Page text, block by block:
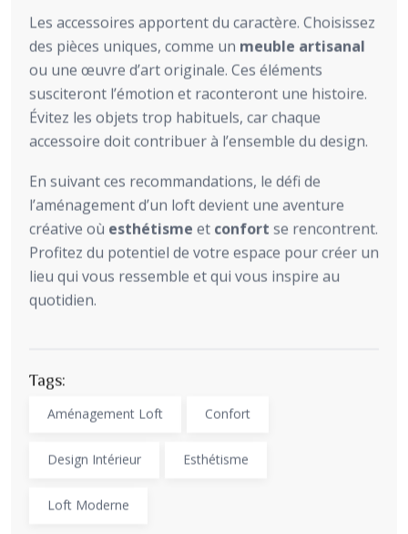
Les accessoires apportent du caractère. Choisissez
des pièces uniques, comme un meuble artisanal
ou une œuvre d’art originale. Ces éléments
susciteront l’émotion et raconteront une histoire.
Évitez les objets trop habituels, car chaque
accessoire doit contribuer à l’ensemble du design.
En suivant ces recommandations, le défi de
l’aménagement d’un loft devient une aventure
créative où esthétisme et confort se rencontrent.
Profitez du potentiel de votre espace pour créer un
lieu qui vous ressemble et qui vous inspire au
quotidien.
Tags:
Aménagement Loft Confort
Design Intérieur Esthétisme
Loft Moderne